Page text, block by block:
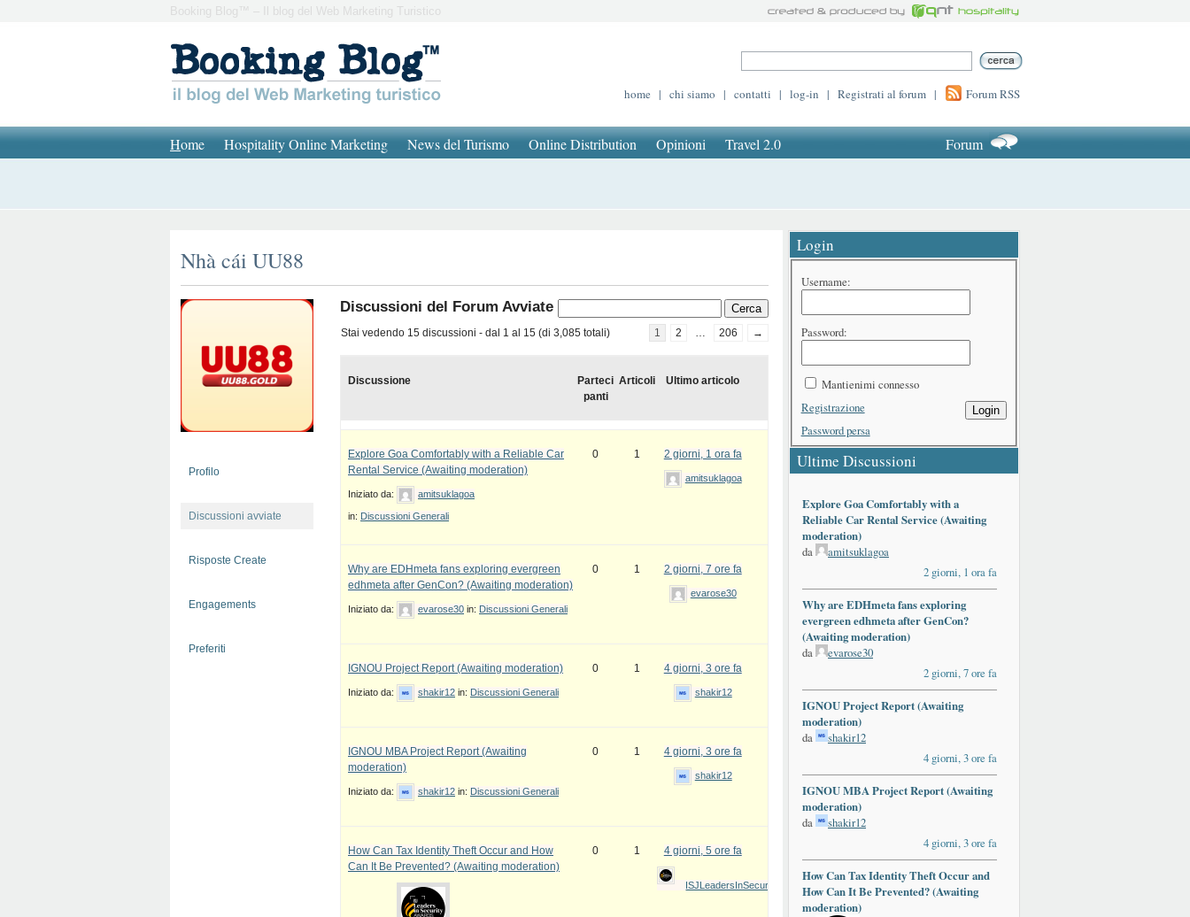
Booking Blog™ – Il blog del Web Marketing Turistico
home | chi siamo | contatti | log-in | Registrati al forum | Forum RSS
Home Hospitality Online Marketing News del Turismo Online Distribution Opinioni Travel 2.0 Forum
Nhà cái UU88
Profilo
Discussioni avviate
Risposte Create
Engagements
Preferiti
Discussioni del Forum Avviate
Stai vedendo 15 discussioni - dal 1 al 15 (di 3,085 totali) 1 2 … 206 →
Discussione
Parteci
panti
Articoli Ultimo articolo
Explore Goa Comfortably with a Reliable Car
Rental Service (Awaiting moderation)
Iniziato da: amitsuklagoa
in: Discussioni Generali
0 1 2 giorni, 1 ora fa
amitsuklagoa
Why are EDHmeta fans exploring evergreen
edhmeta after GenCon? (Awaiting moderation)
Iniziato da: evarose30 in: Discussioni Generali
0 1 2 giorni, 7 ore fa
evarose30
IGNOU Project Report (Awaiting moderation)
Iniziato da: shakir12 in: Discussioni Generali
0 1 4 giorni, 3 ore fa
shakir12
IGNOU MBA Project Report (Awaiting
moderation)
Iniziato da: shakir12 in: Discussioni Generali
0 1 4 giorni, 3 ore fa
shakir12
How Can Tax Identity Theft Occur and How
Can It Be Prevented? (Awaiting moderation)
0 1 4 giorni, 5 ore fa
ISJLeadersInSecurityAwards
Login
Username:
Password:
Mantienimi connesso
Login
Registrazione
Password persa
Ultime Discussioni
Explore Goa Comfortably with a
Reliable Car Rental Service (Awaiting
moderation)
da
amitsuklagoa
2 giorni, 1 ora fa
Why are EDHmeta fans exploring
evergreen edhmeta after GenCon?
(Awaiting moderation)
da
evarose30
2 giorni, 7 ore fa
IGNOU Project Report (Awaiting
moderation)
da
shakir12
4 giorni, 3 ore fa
IGNOU MBA Project Report (Awaiting
moderation)
da
shakir12
4 giorni, 3 ore fa
How Can Tax Identity Theft Occur and
How Can It Be Prevented? (Awaiting
moderation)